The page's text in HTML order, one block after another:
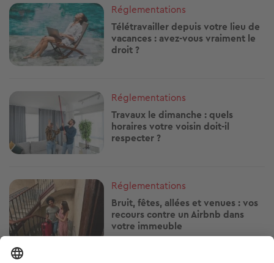
Image
Réglementations
Télétravailler depuis votre lieu de
vacances : avez-vous vraiment le
droit ?
Image
Réglementations
Travaux le dimanche : quels
horaires votre voisin doit-il
respecter ?
Image
Réglementations
Bruit, fêtes, allées et venues : vos
recours contre un Airbnb dans
votre immeuble